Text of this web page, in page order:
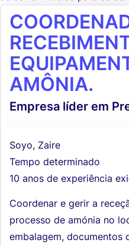
AMÔNIA.
Empresa líder em
Soyo, Zaire
Tempo determinado
10 anos de experiência
Coordenar e gerir a
processo de amónia no
embalagem, documentos